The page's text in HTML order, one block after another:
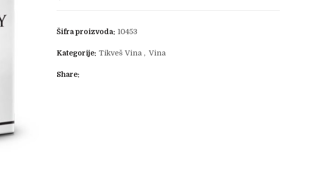
Šifra proizvoda: 10453
Kategorije: Tikveš Vina , Vina
Share